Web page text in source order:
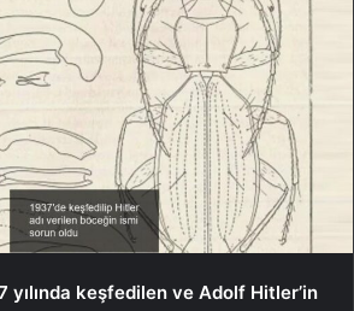
yılında keşfedilen ve Adolf Hitler’in